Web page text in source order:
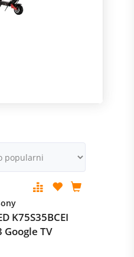
K75S35BCEI
Google TV